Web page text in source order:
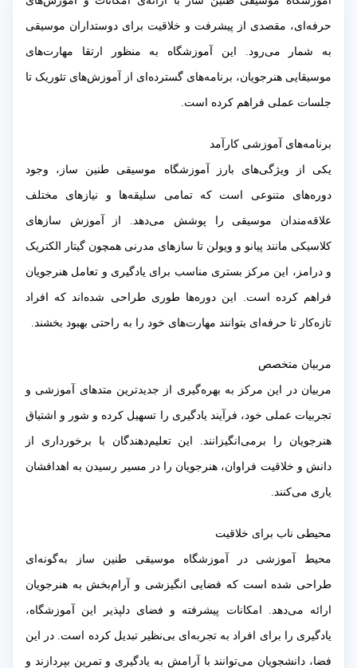
حرفه‌ای، مقصدی از پیشرفت و خلاقیت برای دوستداران موسیقی
به شمار می‌رود. این آموزشگاه به منظور ارتقا مهارت‌های
موسیقایی هنرجویان، برنامه‌های گسترده‌ای از آموزش‌های تئوریک تا
جلسات عملی فراهم کرده است.
برنامه‌های آموزشی کارآمد
یکی از ویژگی‌های بارز آموزشگاه موسیقی طنین ساز، وجود
دوره‌های متنوعی است که تمامی سلیقه‌ها و نیازهای مختلف
علاقه‌مندان موسیقی را پوشش می‌دهد. از آموزش سازهای
کلاسیکی مانند پیانو و ویولن تا سازهای مدرنی همچون گیتار الکتریک
و درامز، این مرکز بستری مناسب برای یادگیری و تعامل هنرجویان
فراهم کرده است. این دوره‌ها طوری طراحی شده‌اند که افراد
تازه‌کار تا حرفه‌ای بتوانند مهارت‌های خود را به راحتی بهبود بخشند.
مربیان متخصص
مربیان در این مرکز به بهره‌گیری از جدیدترین متدهای آموزشی و
تجربیات عملی خود، فرآیند یادگیری را تسهیل کرده و شور و اشتیاق
هنرجویان را برمی‌انگیزانند. این تعلیم‌دهندگان با برخورداری از
دانش و خلاقیت فراوان، هنرجویان را در مسیر رسیدن به اهدافشان
یاری می‌کنند.
محیطی ناب برای خلاقیت
محیط آموزشی در آموزشگاه موسیقی طنین ساز به‌گونه‌ای
طراحی شده است که فضایی انگیزشی و آرام‌بخش به هنرجویان
ارائه می‌دهد. امکانات پیشرفته و فضای دلپذیر این آموزشگاه،
یادگیری را برای افراد به تجربه‌ای بی‌نظیر تبدیل کرده است. در این
فضا، دانشجویان می‌توانند با آرامش به یادگیری و تمرین بپردازند و